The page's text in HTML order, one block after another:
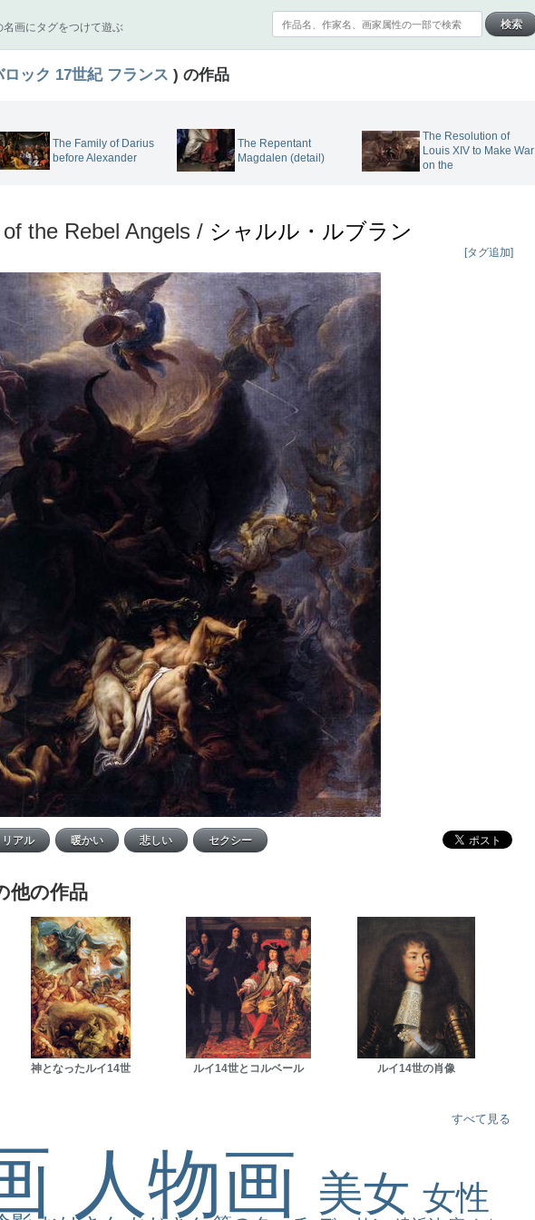
名画にタグをつけて遊ぶ
ロック 17世紀 フランス ) の作品
The Family of Darius
before Alexander
The Repentant
Magdalen (detail)
The Resolution of
Louis XIV to Make War
on the
the Rebel Angels / シャルル・ルブラン
[タグ追加]
他の作品
神となったルイ14世 ルイ14世とコルベール ルイ14世の肖像
すべて見る
人物画 美女 女性